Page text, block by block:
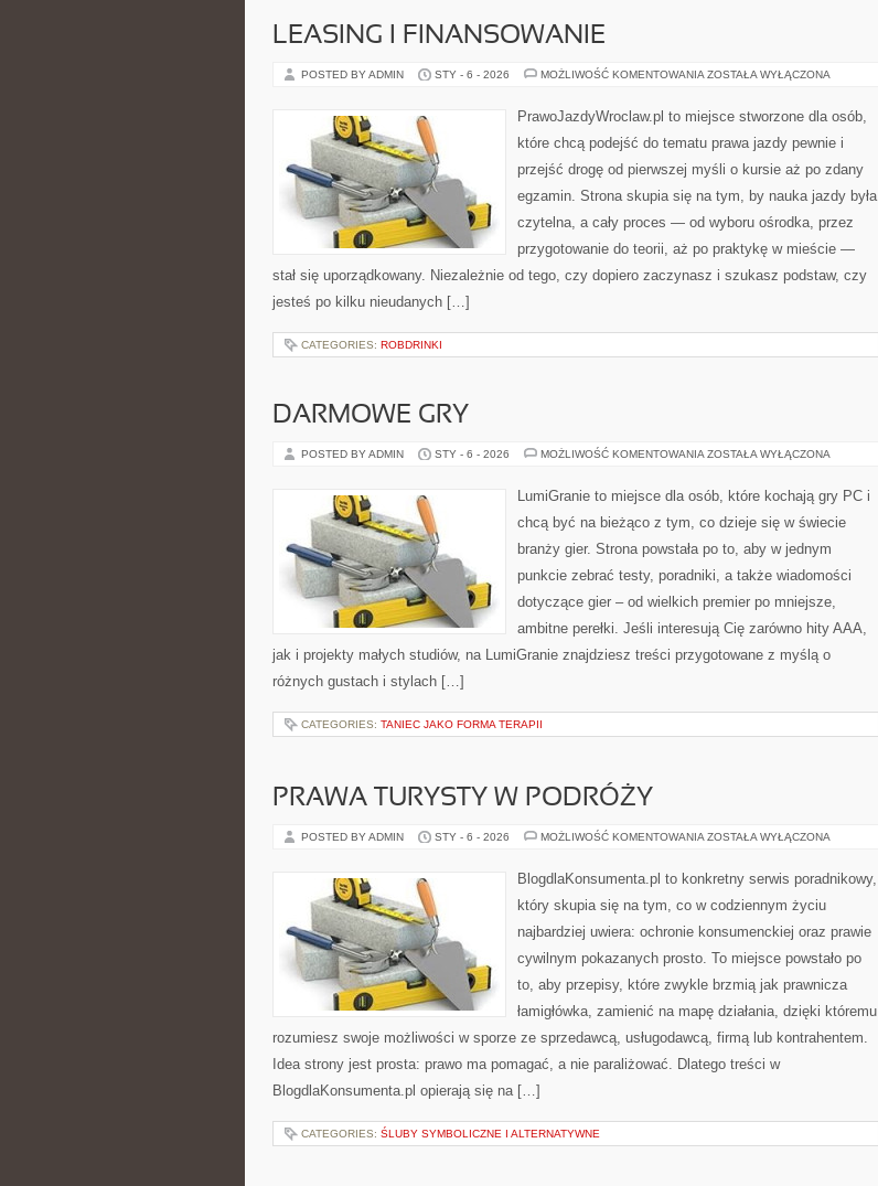
LEASING I FINANSOWANIE
POSTED BY ADMIN STY - 6 - 2026 MOŻLIWOŚĆ KOMENTOWANIA LEASING
ZOSTAŁA WYŁĄCZONA
PrawoJazdyWroclaw.pl to miejsce stworzone dla osób,
które chcą podejść do tematu prawa jazdy pewnie i
przejść drogę od pierwszej myśli o kursie aż po zdany
egzamin. Strona skupia się na tym, by nauka jazdy była
czytelna, a cały proces — od wyboru ośrodka, przez
przygotowanie do teorii, aż po praktykę w mieście —
stał się uporządkowany. Niezależnie od tego, czy dopiero zaczynasz i szukasz podstaw, czy
jesteś po kilku nieudanych […]
CATEGORIES: ROBDRINKI
DARMOWE GRY
POSTED BY ADMIN STY - 6 - 2026 MOŻLIWOŚĆ KOMENTOWANIA DARMOWE
ZOSTAŁA WYŁĄCZONA
LumiGranie to miejsce dla osób, które kochają gry PC i
chcą być na bieżąco z tym, co dzieje się w świecie
branży gier. Strona powstała po to, aby w jednym
punkcie zebrać testy, poradniki, a także wiadomości
dotyczące gier – od wielkich premier po mniejsze,
ambitne perełki. Jeśli interesują Cię zarówno hity AAA,
jak i projekty małych studiów, na LumiGranie znajdziesz treści przygotowane z myślą o
różnych gustach i stylach […]
CATEGORIES: TANIEC JAKO FORMA TERAPII
PRAWA TURYSTY W PODRÓŻY
POSTED BY ADMIN STY - 6 - 2026 MOŻLIWOŚĆ KOMENTOWANIA PRAWA
PODRÓŻY
ZOSTAŁA WYŁĄCZONA
BlogdlaKonsumenta.pl to konkretny serwis poradnikowy,
który skupia się na tym, co w codziennym życiu
najbardziej uwiera: ochronie konsumenckiej oraz prawie
cywilnym pokazanych prosto. To miejsce powstało po
to, aby przepisy, które zwykle brzmią jak prawnicza
łamigłówka, zamienić na mapę działania, dzięki któremu
rozumiesz swoje możliwości w sporze ze sprzedawcą, usługodawcą, firmą lub kontrahentem.
Idea strony jest prosta: prawo ma pomagać, a nie paraliżować. Dlatego treści w
BlogdlaKonsumenta.pl opierają się na […]
CATEGORIES: ŚLUBY SYMBOLICZNE I ALTERNATYWNE